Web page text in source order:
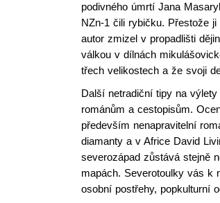
podivného úmrtí Jana
NZn-1 čili rybičku. Přestože
autor zmizel v propadlišti
válkou v dílnách
třech velikostech a že svoji
Další netradiční tipy na
románům a cestopisům.
především nenapravitelní
diamanty a v Africe David
severozápad zůstává stejně
mapách. Severotoulky vás k
osobní postřehy, popkulturní